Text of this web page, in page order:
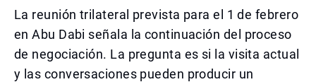
La reunión trilateral prevista para el 1 de febrero
en Abu Dabi señala la continuación del proceso
de negociación. La pregunta es si la visita actual
y las conversaciones pueden producir un